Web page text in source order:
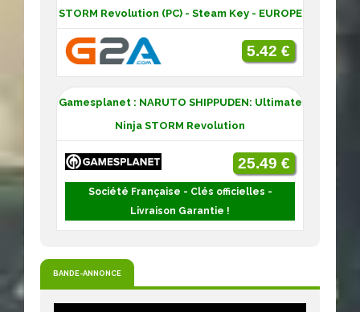
STORM Revolution (PC) - Steam Key - EUROPE
5.42 €
Gamesplanet : NARUTO SHIPPUDEN: Ultimate
Ninja STORM Revolution
25.49 €
Société Française - Clés officielles -
Livraison Garantie !
BANDE-ANNONCE